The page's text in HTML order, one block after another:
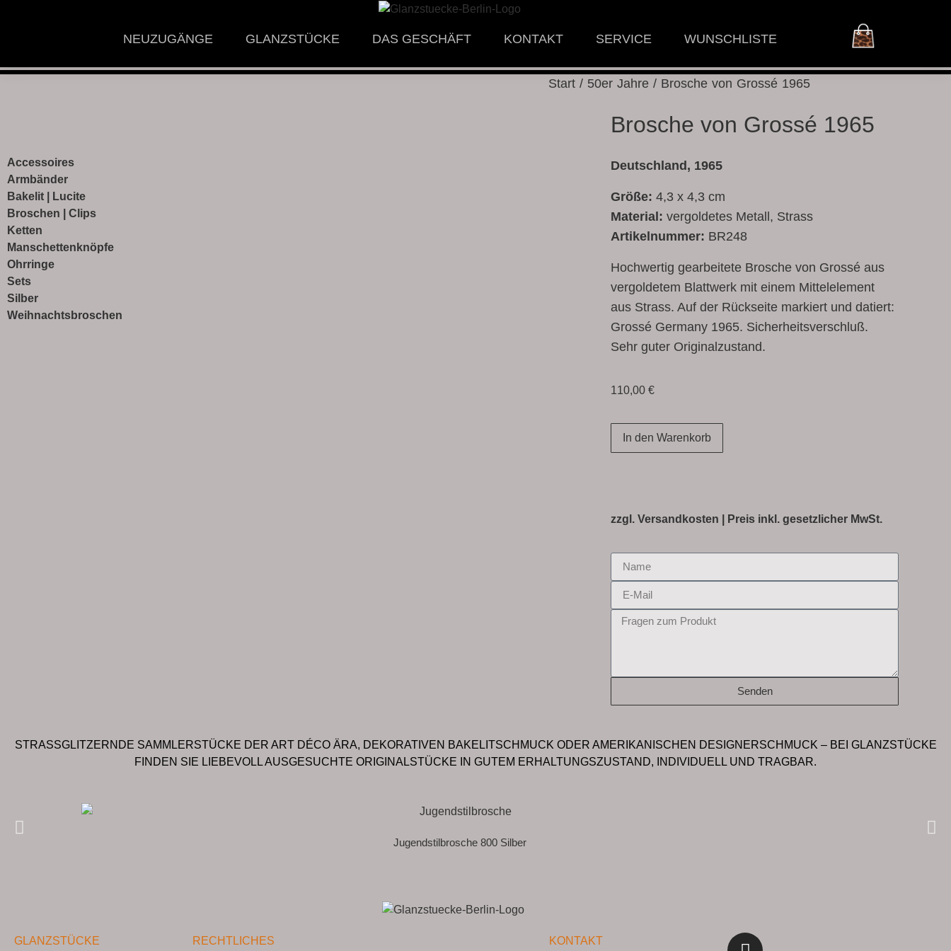
NEUZUGÄNGE GLANZSTÜCKE DAS GESCHÄFT KONTAKT SERVICE WUNSCHLISTE
Start / 50er Jahre / Brosche von Grossé 1965
Accessoires
Armbänder
Bakelit | Lucite
Broschen | Clips
Ketten
Manschettenknöpfe
Ohrringe
Sets
Silber
Weihnachtsbroschen
Brosche von Grossé 1965
Deutschland, 1965
Größe:4,3 x 4,3 cm
Material:vergoldetes Metall, Strass
Artikelnummer: BR248
Hochwertig gearbeitete Brosche von Grossé aus
vergoldetem Blattwerk mit einem Mittelelement
aus Strass. Auf der Rückseite markiert und datiert:
Grossé Germany 1965. Sicherheitsverschluß.
Sehr guter Originalzustand.
110,00€
In den Warenkorb
zzgl.Versandkosten | Preis inkl. gesetzlicher MwSt.
Senden
STRASSGLITZERNDE SAMMLERSTÜCKE DER ART DÉCO ÄRA, DEKORATIVEN BAKELITSCHMUCK ODER AMERIKANISCHEN DESIGNERSCHMUCK – BEI GLANZSTÜCKE
FINDEN SIE LIEBEVOLL AUSGESUCHTE ORIGINALSTÜCKE IN GUTEM ERHALTUNGSZUSTAND, INDIVIDUELL UND TRAGBAR.
Jugendstilbrosche 800 Silber
GLANZSTÜCKE RECHTLICHES KONTAKT